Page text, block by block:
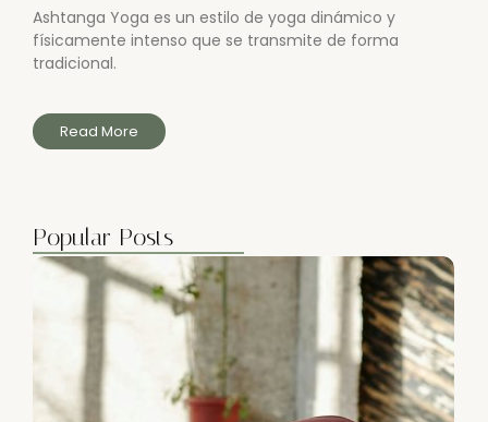
Ashtanga Yoga es un estilo de yoga dinámico y
físicamente intenso que se transmite de forma
tradicional.
Read More
Popular Posts